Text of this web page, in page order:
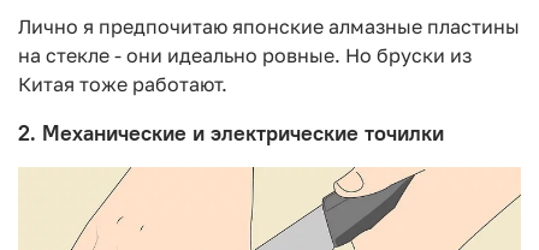
Лично я предпочитаю японские алмазные пластины
на стекле - они идеально ровные. Но бруски из
Китая тоже работают.
2. Механические и электрические точилки